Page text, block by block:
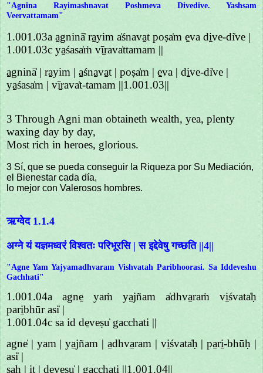
"Agnina Rayimashnavat Poshmeva Divedive. Yashsam
Veervattamam"
1.001.03a a̱gninā̍ ra̱yim a̍śnava̱t poṣa̍m e̱va di̱ve-di̍ve |
1.001.03c ya̱śasa̍ṁ vī̱rava̍ttamam ||
a̱gninā̍ | ra̱yim | a̱śna̱va̱t | poṣa̍m | e̱va | di̱ve-di̍ve |
ya̱śasa̍m | vī̱rava̍t-tamam ||1.001.03||
3 Through Agni man obtaineth wealth, yea, plenty
waxing day by day,
Most rich in heroes, glorious.
3 Sí, que se pueda conseguir la Riqueza por Su Mediación,
el Bienestar cada día,
lo mejor con Valerosos hombres.
ऋग्वेद 1.1.4
अग्ने यं यज्ञमध्वरं विश्वतः परिभूरसि | स इद्देवेषु गच्छति ||4||
"Agne Yam Yajyamadhvaram Vishvatah Paribhoorasi. Sa Iddeveshu
Gachhati"
1.001.04a agne̱ yaṁ ya̱jñam a̍dhva̱raṁ vi̱śvata̍ḥ
pari̱bhūr asi̍ |
1.001.04c sa id de̱veṣu̍ gacchati ||
agne̍ | yam | ya̱jñam | a̱dhva̱ram | vi̱śvata̍ḥ | pa̱ri̱-bhūḥ |
asi̍ |
saḥ | it | de̱veṣu̍ | ga̱ccha̱ti̱ ||1.001.04||